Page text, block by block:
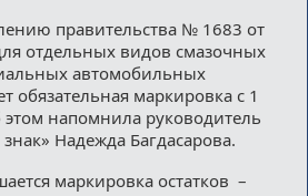
правительства № 1683 от
отдельных видов смазочных
автомобильных
обязательная маркировка с 1
этом напомнила руководитель
Надежда Багдасарова.
маркировка остатков –